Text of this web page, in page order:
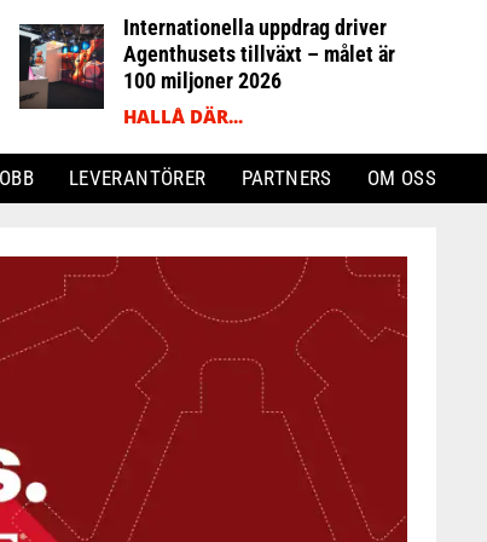
Internationella uppdrag driver
Agenthusets tillväxt – målet är
100 miljoner 2026
HALLÅ DÄR...
LEVERANTÖRER PARTNERS OM OSS